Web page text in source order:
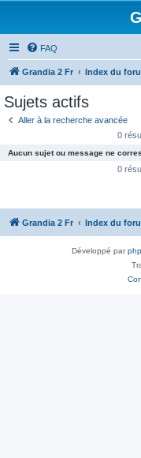
FAQ
Grandia 2 Fr Index du
Sujets actifs
Aller à la recherche avancée
0
Aucun sujet ou message ne
0
Grandia 2 Fr Index du
Développé par